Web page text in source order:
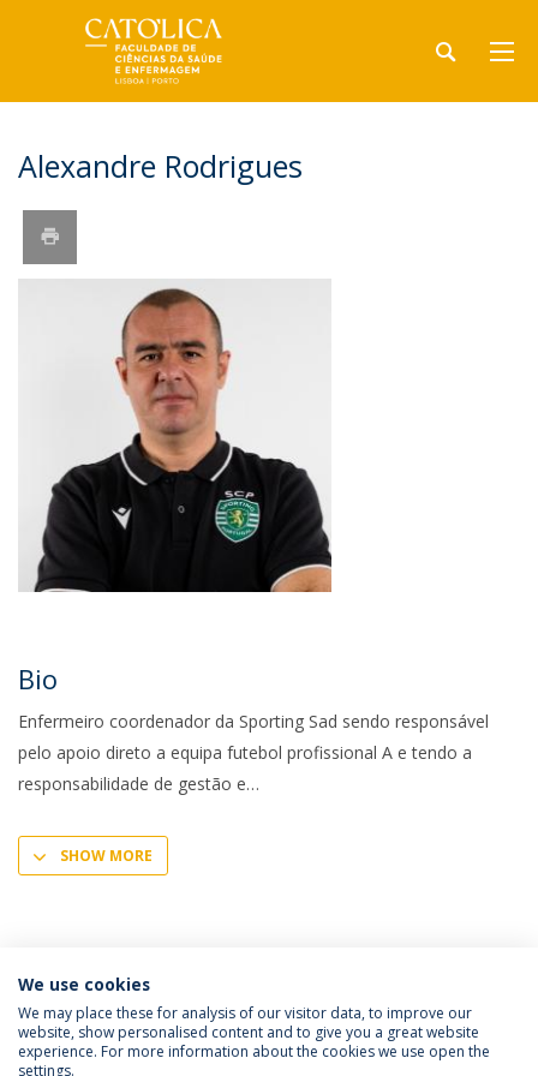
Alexandre Rodrigues
Bio
Enfermeiro coordenador da Sporting Sad sendo responsável
pelo apoio direto a equipa futebol profissional A e tendo a
responsabilidade de gestão e
SHOW MORE
Política de Privacidade
Termos e Condições
We use cookies
We may place these for analysis of our visitor data, to improve our
website, show personalised content and to give you a great website
experience. For more information about the cookies we use open the
settings.